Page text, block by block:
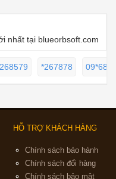
nhất tại blueorbsoft.com
*267878
HỖ TRỢ KHÁCH HÀNG
Chính sách bảo hành
Chính sách đổi hàng
Chính sách bảo mật